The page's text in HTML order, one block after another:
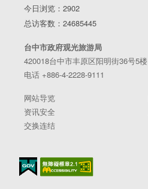
今日浏览：2902
总访客数：24685445
台中市政府观光旅游局
420018台中市丰原区阳明街36号5楼
电话 +886-4-2228-9111
网站导览
资讯安全
交换连结